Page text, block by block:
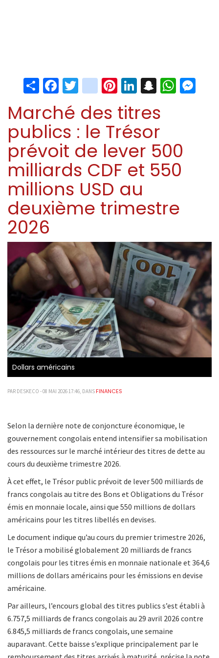
ShareFacebook
Twitter
instagram
Pinterest
LinkedIn
Snapchat
Marché des titres
publics : le Trésor
prévoit de lever 500
milliards CDF et 550
millions USD au
deuxième trimestre
2026
Dollars américains
PAR DESKECO - 08 MAI 2026 17:46, DANS FINANCES
Selon la dernière note de conjoncture économique, le
gouvernement congolais entend intensifier sa mobilisation
des ressources sur le marché intérieur des titres de dette au
cours du deuxième trimestre 2026.
À cet effet, le Trésor public prévoit de lever 500 milliards de
francs congolais au titre des Bons et Obligations du Trésor
émis en monnaie locale, ainsi que 550 millions de dollars
américains pour les titres libellés en devises.
Le document indique qu’au cours du premier trimestre 2026,
le Trésor a mobilisé globalement 20 milliards de francs
congolais pour les titres émis en monnaie nationale et 364,6
millions de dollars américains pour les émissions en devise
américaine.
Par ailleurs, l’encours global des titres publics s’est établi à
6.757,5 milliards de francs congolais au 29 avril 2026 contre
6.845,5 milliards de francs congolais, une semaine
auparavant. Cette baisse s’explique principalement par le